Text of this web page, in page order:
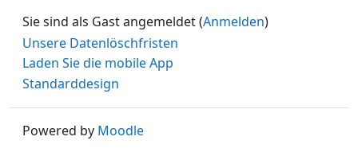
Sie sind als Gast angemeldet (Anmelden)
Unsere Datenlöschfristen
Laden Sie die mobile App
Standarddesign
Powered by Moodle